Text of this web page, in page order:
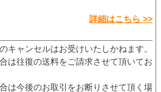
詳細はこちら >>
キャンセルはお受けいたしかねます。
は往復の送料をご請求させて頂いてお
は今後のお取引をお断りさせて頂く場